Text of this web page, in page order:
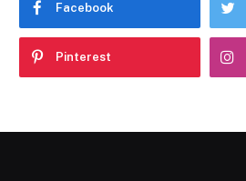
Facebook
Pinterest